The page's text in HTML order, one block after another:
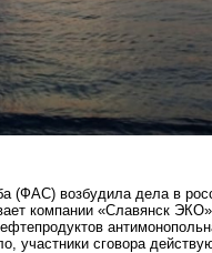
(ФАС) возбудила дела в
компании «Славянск
участники сговора